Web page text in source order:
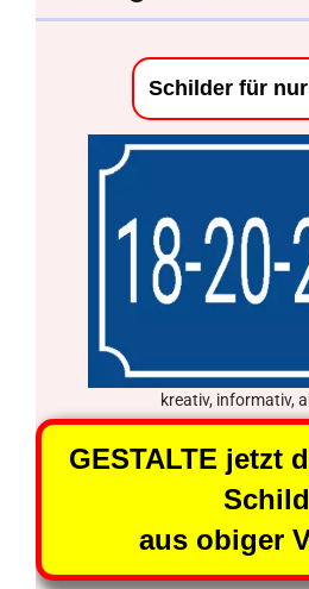
Schilder für nur
kreativ, informativ,
GESTALTE jetzt
Schild
aus obiger